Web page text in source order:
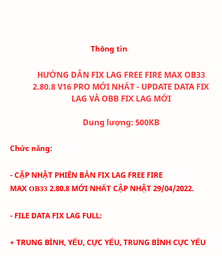
Thông tin
HƯỚNG DẪN FIX LAG FREE FIRE MAX OB33
2.80.8 V16 PRO MỚI NHẤT - UPDATE DATA FIX
LAG VÀ OBB FIX LAG MỚI
Dung lượng: 500KB
Chức năng:
- CẬP NHẬT PHIÊN BẢN FIX LAG FREE FIRE
MAX OB33 2.80.8 MỚI NHẤT CẬP NHẬT 29/04/2022.
- FILE DATA FIX LAG FULL:
+ TRUNG BÌNH, YẾU, CỰC YẾU, TRUNG BÌNH CỰC YẾU